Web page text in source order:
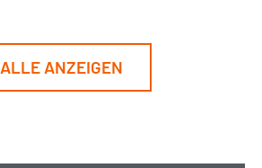
ALLE ANZEIGEN